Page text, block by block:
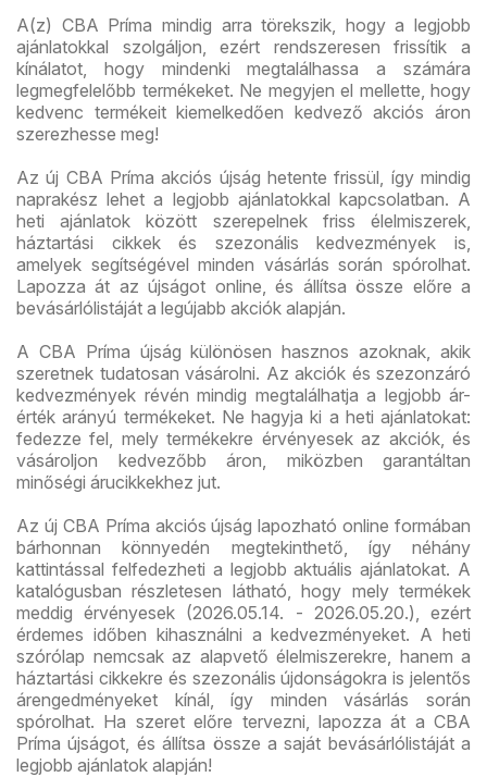
A(z) CBA Príma mindig arra törekszik, hogy a legjobb
ajánlatokkal szolgáljon, ezért rendszeresen frissítik a
kínálatot, hogy mindenki megtalálhassa a számára
legmegfelelőbb termékeket. Ne megyjen el mellette, hogy
kedvenc termékeit kiemelkedően kedvező akciós áron
szerezhesse meg!
Az új CBA Príma akciós újság hetente frissül, így mindig
naprakész lehet a legjobb ajánlatokkal kapcsolatban. A
heti ajánlatok között szerepelnek friss élelmiszerek,
háztartási cikkek és szezonális kedvezmények is,
amelyek segítségével minden vásárlás során spórolhat.
Lapozza át az újságot online, és állítsa össze előre a
bevásárlólistáját a legújabb akciók alapján.
A CBA Príma újság különösen hasznos azoknak, akik
szeretnek tudatosan vásárolni. Az akciók és szezonzáró
kedvezmények révén mindig megtalálhatja a legjobb ár-
érték arányú termékeket. Ne hagyja ki a heti ajánlatokat:
fedezze fel, mely termékekre érvényesek az akciók, és
vásároljon kedvezőbb áron, miközben garantáltan
minőségi árucikkekhez jut.
Az új CBA Príma akciós újság lapozható online formában
bárhonnan könnyedén megtekinthető, így néhány
kattintással felfedezheti a legjobb aktuális ajánlatokat. A
katalógusban részletesen látható, hogy mely termékek
meddig érvényesek (2026.05.14. - 2026.05.20.), ezért
érdemes időben kihasználni a kedvezményeket. A heti
szórólap nemcsak az alapvető élelmiszerekre, hanem a
háztartási cikkekre és szezonális újdonságokra is jelentős
árengedményeket kínál, így minden vásárlás során
spórolhat. Ha szeret előre tervezni, lapozza át a CBA
Príma újságot, és állítsa össze a saját bevásárlólistáját a
legjobb ajánlatok alapján!